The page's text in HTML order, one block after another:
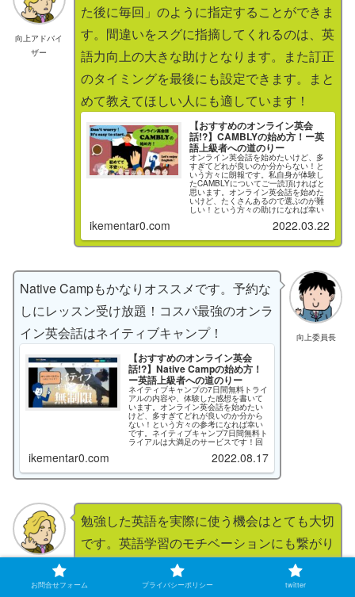
向上アドバイ
ザー
た後に毎回」のように指定することができま
す。間違いをスグに指摘してくれるのは、英
語力向上の大きな助けとなります。また訂正
のタイミングを最後にも設定できます。まと
めて教えてほしい人にも適しています！
【おすすめのオンライン英会
話!?】CAMBLYの始め方！ー英
語上級者への道のりー
オンライン英会話を始めたいけど、多
すぎてどれが良いのか分からない！と
いう方々に朗報です。私自身が体験し
たCAMBLYについてご一読頂ければと
思います。オンライン英会話を始めた
いけど、たくさんあるので選ぶのが難
しい！という方々の助けになれば幸い
ikementar0.com 2022.03.22
向上委員長
Native Campもかなりオススメです。予約な
しにレッスン受け放題！コスパ最強のオンラ
イン英会話はネイティブキャンプ！
【おすすめのオンライン英会
話!?】Native Campの始め方！
ー英語上級者への道のりー
ネイティブキャンプの7日間無料トライ
アルの内容や、体験した感想を書いて
います。オンライン英会話を始めたい
けど、多すぎてどれが良いのか分から
ない！という方々の参考になれば幸い
です。ネイティブキャンプ7日間無料ト
ライアルは大満足のサービスです！回
数無制限、教材や学習コンテンツの多
さ、そして予約なしで好きな時に受講
ができました。1番大切なのは1歩踏み
ないから気まずい…。」そんな不安を
た。講師の先生は皆優しくご指導下さ
いました。是非英語力向上にネイティ
ブキャンプを活用してみてはいかがで
しょうか。
ikementar0.com 2022.08.17
向上アドバイ
ザー
勉強した英語を実際に使う機会はとても大切
です。英語学習のモチベーションにも繋がり
ます。勉強したことが伝わる喜びや快感を、
是非オンライン英会話で味わって下さい！海
お問合せフォーム プライバシーポリシー twitter